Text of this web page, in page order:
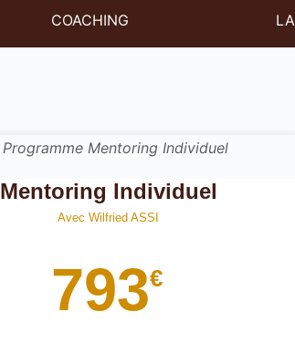
COACHING
Mentoring Individuel
Avec Wilfried ASSI
793€